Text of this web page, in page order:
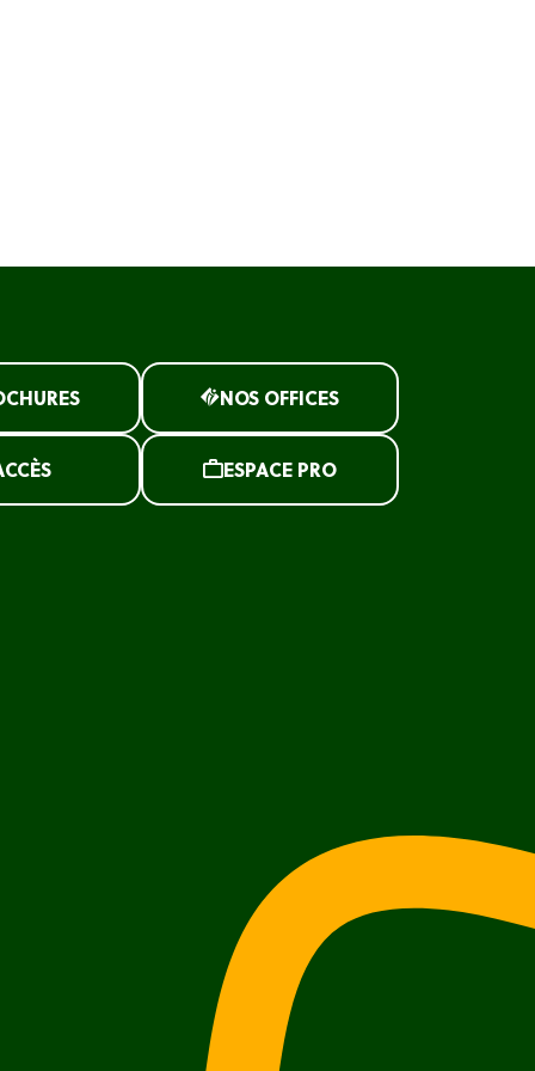
NOS OFFICES
ESPACE PRO